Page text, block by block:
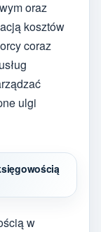
oraz
kosztów
coraz
ulgi
w